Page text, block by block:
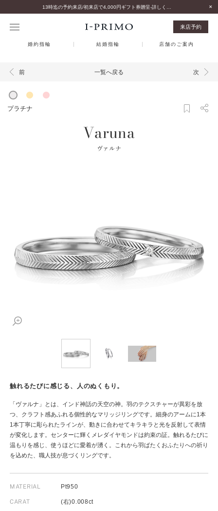
来店予約
婚約指輪 結婚指輪 店舗のご案内
前 一覧へ戻る 次
プラチナ
Varuna
ヴァルナ
触れるたびに感じる、人のぬくもり。
「ヴァルナ」とは、インド神話の天空の神。羽のテクスチャーが異彩を放
つ、クラフト感あふれる個性的なマリッジリングです。細身のアームに1本
1本丁寧に彫られたラインが、動きに合わせてキラキラと光を反射して表情
が変化します。センターに輝くメレダイヤモンドは約束の証。触れるたびに
温もりを感じ、使うほどに愛着が湧く。これから羽ばたくおふたりへの祈り
を込めた、職人技が息づくリングです。
MATERIAL Pt950
CARAT (右)0.008ct